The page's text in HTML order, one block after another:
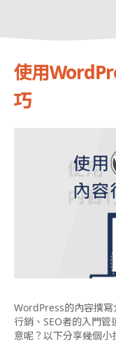
使用
巧
WordPress的內容撰
行銷、SEO者的入門
意呢？以下分享幾個